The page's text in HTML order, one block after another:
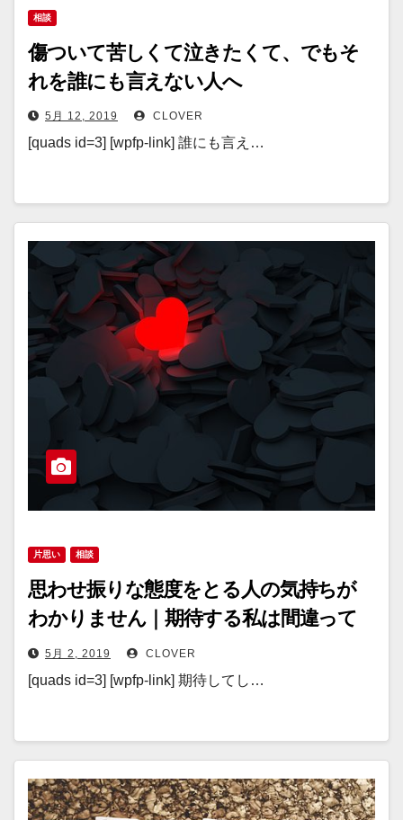
相談
傷ついて苦しくて泣きたくて、でもそ
れを誰にも言えない人へ
5月 12, 2019 CLOVER
[quads id=3] [wpfp-link] 誰にも言え…
片思い 相談
思わせ振りな態度をとる人の気持ちが
わかりません｜期待する私は間違って
いるのか？
5月 2, 2019 CLOVER
[quads id=3] [wpfp-link] 期待してし…